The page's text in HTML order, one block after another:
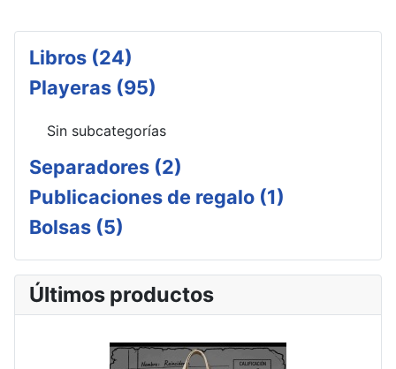
Libros (24)
Playeras (95)
Sin subcategorías
Separadores (2)
Publicaciones de regalo (1)
Bolsas (5)
Últimos productos